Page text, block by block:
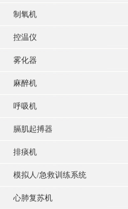
制氧机
控温仪
雾化器
麻醉机
呼吸机
膈肌起搏器
排痰机
模拟人/急救训练系统
心肺复苏机